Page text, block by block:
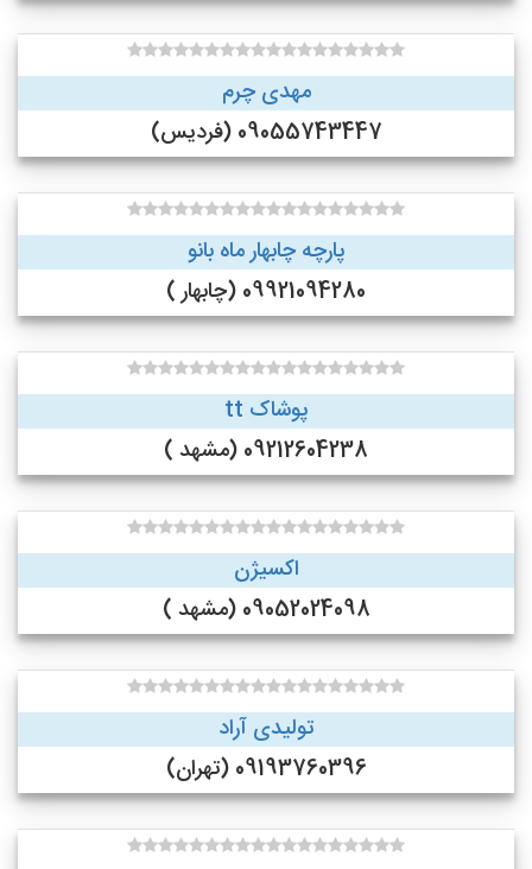
مهدی چرم
09055743447 (فردیس)
پارچه چابهار ماه بانو
09921094280 (چابهار )
پوشاک tt
09212604238 (مشهد )
اکسیژن
09052024098 (مشهد )
تولیدی آراد
09193760396 (تهران)